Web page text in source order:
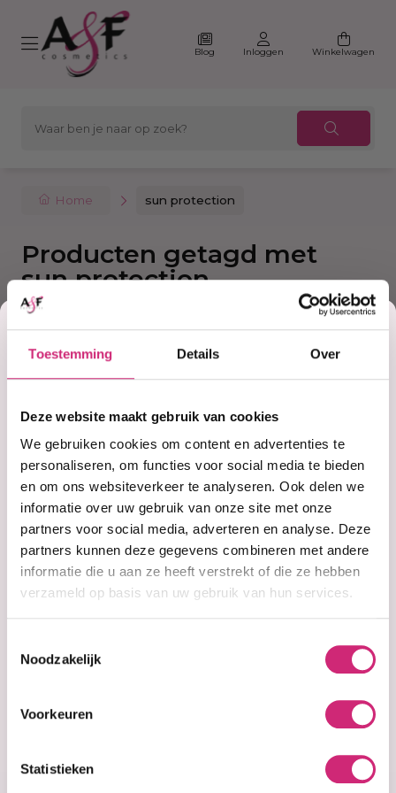
Toestemming Details Over
Deze website maakt gebruik van cookies
We gebruiken cookies om content en advertenties te
personaliseren, om functies voor social media te bieden
en om ons websiteverkeer te analyseren. Ook delen we
informatie over uw gebruik van onze site met onze
partners voor social media, adverteren en analyse. Deze
partners kunnen deze gegevens combineren met andere
informatie die u aan ze heeft verstrekt of die ze hebben
verzameld op basis van uw gebruik van hun services.
Noodzakelijk
Voorkeuren
Statistieken
Blog Inloggen Winkelwagen
Home sun protection
Producten getagd met
sun protection
Sorteer
Op voorraad
Korting
op je
eerste
bestelling